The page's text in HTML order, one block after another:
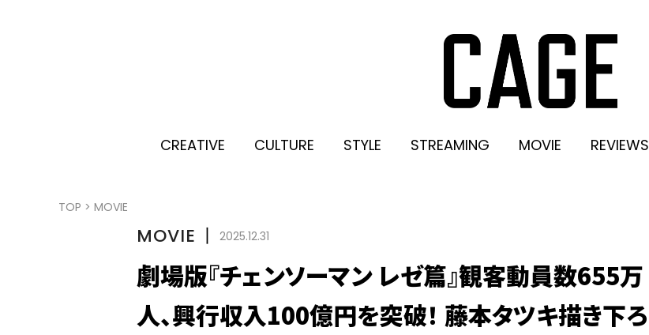
CREATIVE CULTURE STYLE STREAMING MOVIE REVIEWS
TOP > MOVIE
MOVIE 丨 2025.12.31
劇場版『チェンソーマン レゼ篇』観客動員数655万
人、興行収入100億円を突破！ 藤本タツキ描き下ろ